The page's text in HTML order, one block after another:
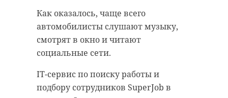
Как оказалось, чаще всего
автомобилисты слушают музыку,
смотрят в окно и читают
социальные сети.
IT-сервис по поиску работы и
подбору сотрудников SuperJob в
В Аварийно-спасательной службе
напомнили жителям 47 региона о
в путешествие, необходимо
предупредить родных и близких,
В среду, 2 августа, около 22:00 в
лесу около деревни Пупышево
(Волховский район) заблудился
мужчина. Поисковую операцию
Аварийно-спасательной службы
Ленинградской области и